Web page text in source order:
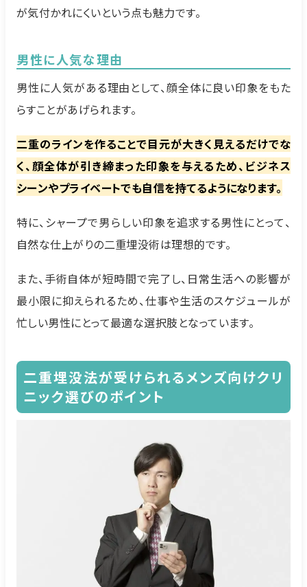
が気付かれにくいという点も魅力です。
男性に人気な理由
男性に人気がある理由として、顔全体に良い印象をもた
らすことがあげられます。
二重のラインを作ることで目元が大きく見えるだけでな
く、顔全体が引き締まった印象を与えるため、ビジネス
シーンやプライベートでも自信を持てるようになります。
特に、シャープで男らしい印象を追求する男性にとって、
自然な仕上がりの二重埋没術は理想的です。
また、手術自体が短時間で完了し、日常生活への影響が
最小限に抑えられるため、仕事や生活のスケジュールが
忙しい男性にとって最適な選択肢となっています。
二重埋没法が受けられるメンズ向けクリ
ニック選びのポイント